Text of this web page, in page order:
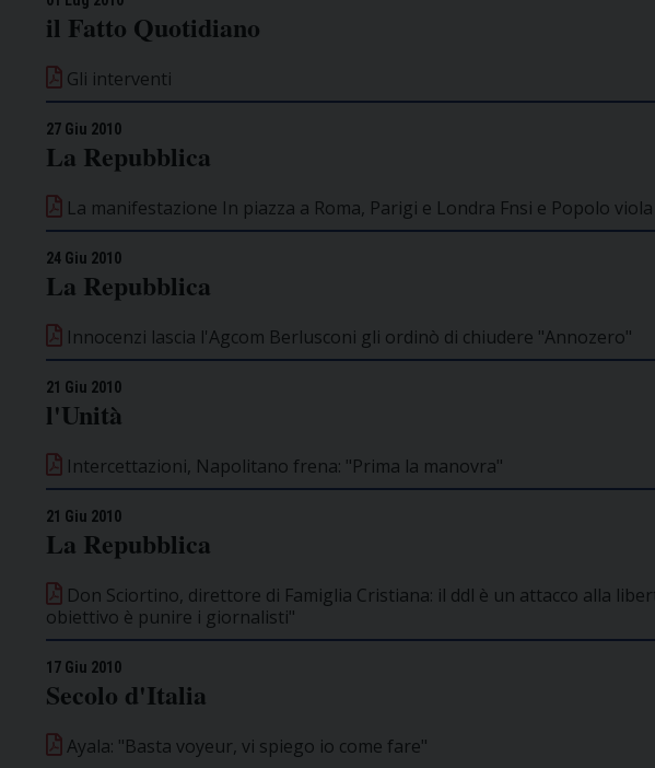
il Fatto Quotidiano
Gli interventi
27 Giu 2010
La Repubblica
La manifestazione In piazza a Roma, Parigi e Londra Fnsi e Popolo
24 Giu 2010
La Repubblica
Innocenzi lascia l'Agcom Berlusconi gli ordinò di chiudere "Annozero"
21 Giu 2010
l'Unità
Intercettazioni, Napolitano frena: "Prima la manovra"
21 Giu 2010
La Repubblica
Don Sciortino, direttore di Famiglia Cristiana: il ddl è un attacco alla
obiettivo è punire i giornalisti"
17 Giu 2010
Secolo d'Italia
Ayala: "Basta voyeur, vi spiego io come fare"